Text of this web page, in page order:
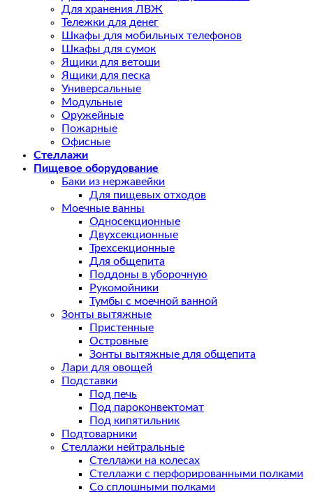
Для хранения ЛВЖ
Тележки для денег
Шкафы для мобильных телефонов
Шкафы для сумок
Ящики для ветоши
Ящики для песка
Универсальные
Модульные
Оружейные
Пожарные
Офисные
Стеллажи
Пищевое оборудование
Баки из нержавейки
Для пищевых отходов
Моечные ванны
Односекционные
Двухсекционные
Трехсекционные
Для общепита
Поддоны в уборочную
Рукомойники
Тумбы с моечной ванной
Зонты вытяжные
Пристенные
Островные
Зонты вытяжные для общепита
Лари для овощей
Подставки
Под печь
Под пароконвектомат
Под кипятильник
Подтоварники
Стеллажи нейтральные
Стеллажи на колесах
Стеллажи с перфорированными полками
Со сплошными полками